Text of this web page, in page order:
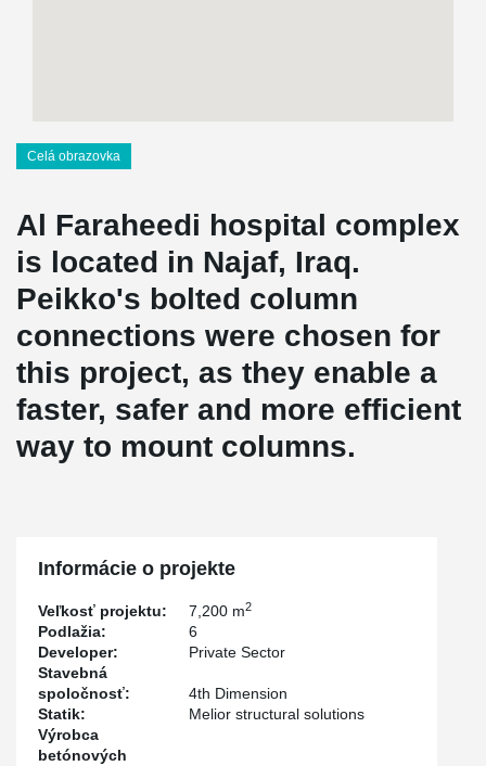
Celá obrazovka
Al Faraheedi hospital complex
is located in Najaf, Iraq.
Peikko's bolted column
connections were chosen for
this project, as they enable a
faster, safer and more efficient
way to mount columns.
Informácie o projekte
Veľkosť projektu: 7,200 m2
Podlažia:
6
Developer:
Private Sector
Stavebná
spoločnosť:
4th Dimension
Statik:
Melior structural solutions
Výrobca
betónových